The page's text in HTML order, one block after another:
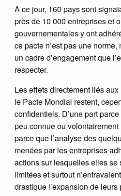
A ce jour, 160 pays sont
près de 10 000 entreprises et
gouvernementales y ont
ce pacte n’est pas une
un cadre d’engagement que
respecter.
Les effets directement liés
le Pacte Mondial restent,
confidentiels. D’une part
peu connue ou volontairement
parce que l’analyse des
menées par les entreprises
actions sur lesquelles elles se
limitées et surtout
drastique l’expansion de leurs